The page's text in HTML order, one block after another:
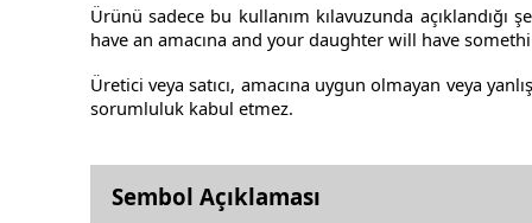
Ürünü sadece bu kullanım kılavuzunda
have an amacına and your daughter will have
Üretici veya satıcı, amacına uygun olmayan veya
sorumluluk kabul etmez.
Sembol Açıklaması